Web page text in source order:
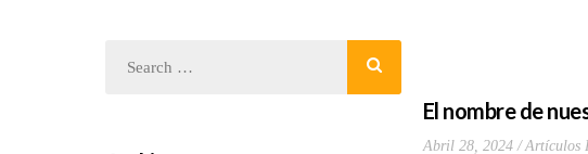
El nombre de
Abril 28, 2024 Artículos